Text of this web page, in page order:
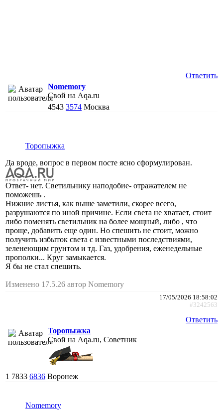
Ответить
Nomemory
Свой на Aqa.ru
4543 3574 Москва
Торопыжка
Да вроде, вопрос в первом посте ясно сформулирован.
Ответ- нет. Светильнику наподобие- отражателем не
поможешь .
Нижние листья, как выше заметили, скорее всего,
разрушаются по иной причине. Если света не хватает, стоит
либо поменять светильник на более мощный, либо , что
проще, добавить еще один. Но спешить не стоит, можно
получить избыток света с известными последствиями,
зеленеющим грунтом и тд. Газ, удобрения, еженедельные
прополки... Круг замыкается.
Я бы не стал спешить.
Изменено 17.5.26 автор Nomemory
17/05/2026 18:58:02
#3242563
Ответить
Торопыжка
Свой на Aqa.ru, Советник
1 7833 6836 Воронеж
Nomemory